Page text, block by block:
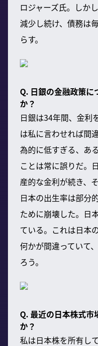
ロジャーズ氏。しか
減少し続け、債務は
らす。
Q. 日銀の金融政策に
か？
日銀は34年間、金利
は私に言わせれば間
為的に低すぎる、あ
ことは常に誤りだ。
産的な金利が続き、
日本の出生率は部分
ために崩壊した。日
ている。これは日本
何かが間違っていて
ろう。
Q. 最近の日本株式市
か？
私は日本株を所有し